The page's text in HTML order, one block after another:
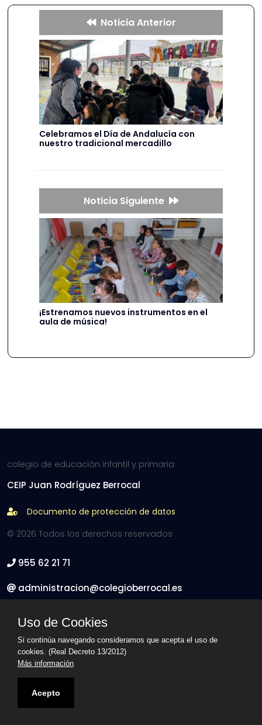
Noticia Anterior
Celebramos el Día de Andalucía con
nuestro tradicional mercadillo
Noticia Siguiente
¡Estrenamos nuevos instrumentos en el
aula de música!
colegio de educación infantil y primaria
CEIP Juan Rodríguez Berrocal
Documento de protección de datos
© 2026 Todos los derechos reservados
955 62 21 71
administracion@colegioberrocal.es
Síguenos en Facebook
Uso de Cookies
Si continúa navegando consideramos que acepta el uso de
cookies. (Real Decreto 13/2012)
Más información
Acepto